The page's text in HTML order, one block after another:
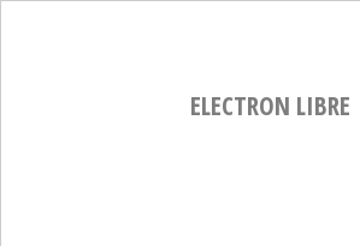
ELECTRON LIBRE